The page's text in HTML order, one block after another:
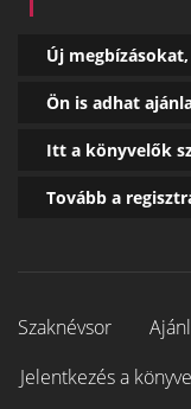
Új
Ön is adhat
Itt a könyvelők
Tovább a
Szaknévsor
Jelentkezés a